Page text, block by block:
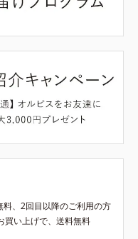
、2回目以降のご利用の方
買い上げで、送料無料